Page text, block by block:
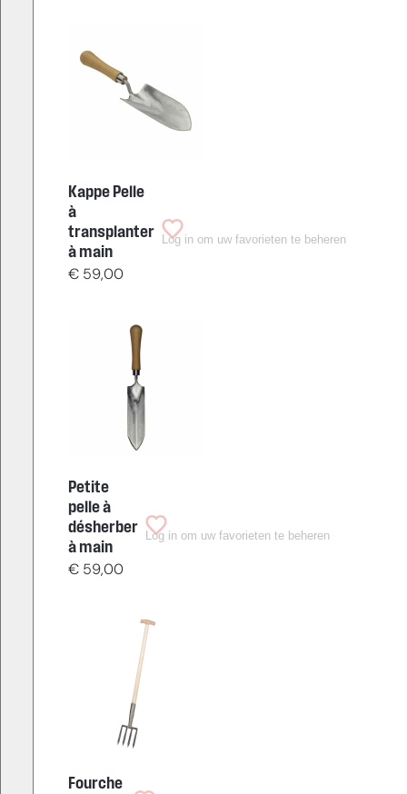
Kappe Pelle
à
transplanter
à main
€59,00
Log in om uw favorieten te beheren
Petite
pelle à
désherber
à main
€59,00
Log in om uw favorieten te beheren
Fourche